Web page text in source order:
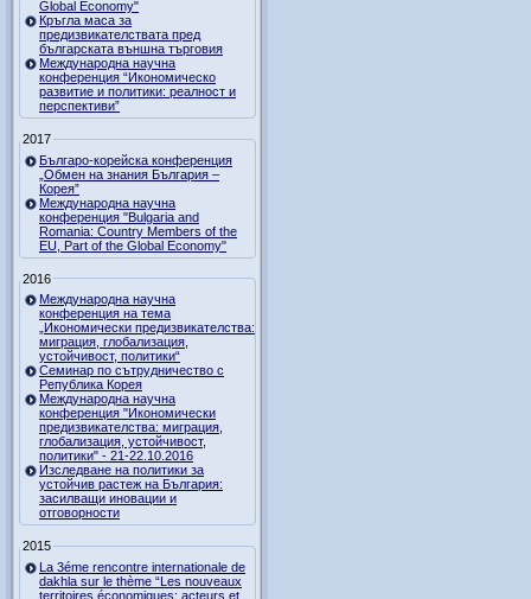
Global Economy"
Кръгла маса за
предизвикателствата пред
българската външна търговия
Международна научна
конференция “Икономическо
развитие и политики: реалност и
перспективи”
2017
Българо-корейска конференция
„Обмен на знания България –
Корея”
Международна научна
конференция "Bulgaria and
Romania: Country Members of the
EU, Part of the Global Economy"
2016
Международна научна
конференция на тема
„Икономически предизвикателства:
миграция, глобализация,
устойчивост, политики“
Семинар по сътрудничество с
Република Корея
Международна научна
конференция "Икономически
предизвикателства: миграция,
глобализация, устойчивост,
политики" - 21-22.10.2016
Изследване на политики за
устойчив растеж на България:
засилващи иновации и
отговорности
2015
La 3éme rencontre internationale de
dakhla sur le thème “Les nouveaux
territoires économiques; acteurs et